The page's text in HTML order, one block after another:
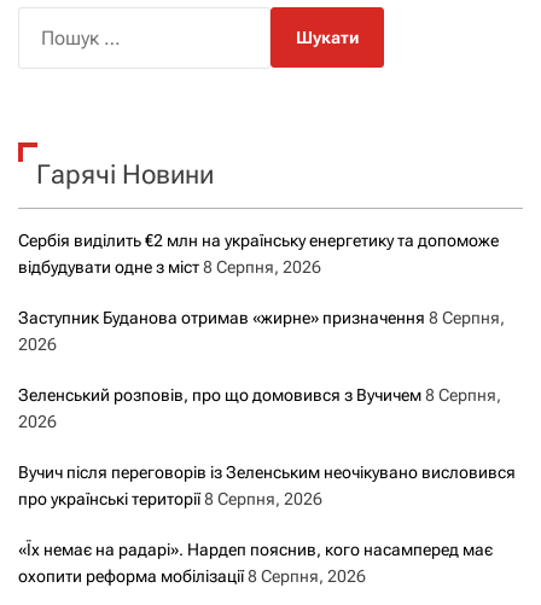
к
Гарячі Новини
Сербія виділить €2 млн на українську енергетику та допоможе
відбудувати одне з міст8 Серпня, 2026
Заступник Буданова отримав «жирне» призначення 8 Серпня,
2026
Зеленський розповів, про що домовився з Вучичем8 Серпня,
2026
Вучич після переговорів із Зеленським неочікувано висловився
про українські території8 Серпня, 2026
«Їх немає на радарі». Нардеп пояснив, кого насамперед має
охопити реформа мобілізації8 Серпня, 2026